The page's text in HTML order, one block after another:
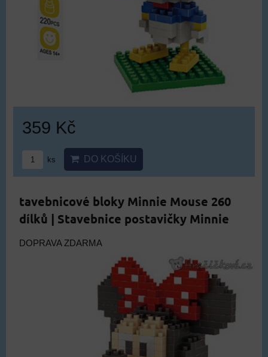
359 Kč
ks DO KOŠÍKU
tavebnicové bloky Minnie Mouse 260
dílků | Stavebnice postavičky Minnie
DOPRAVA ZDARMA